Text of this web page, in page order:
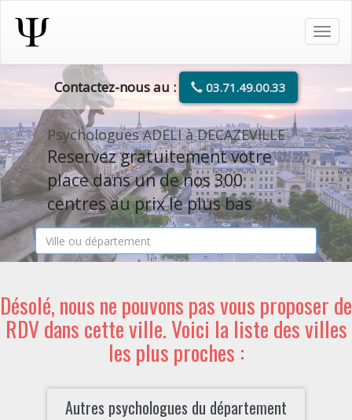
Contactez-nous au : 03.71.49.00.33
Psychologues ADELI à DECAZEVILLE
Reservez gratuitement votre
place dans un de nos 300
centres au prix le plus bas
Désolé, nous ne pouvons pas vous proposer de
RDV dans cette ville. Voici la liste des villes
les plus proches :
Autres psychologues du département